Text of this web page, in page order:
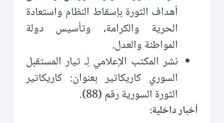
أهداف الثورة بإسقاط النظام واستعادة
الحرية والكرامة، وتأسيس دولة
المواطنة والعدل.
نشر المكتب الإعلامي لِـ تيار المستقبل
السوري كاريكاتير بعنوان: كاريكاتير
الثورة السورية رقم (88).
أخبار داخلية: